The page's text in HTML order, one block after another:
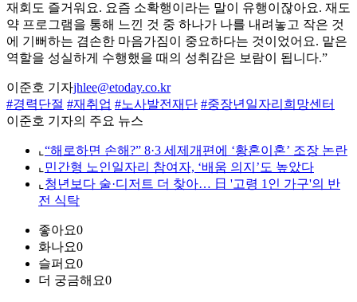
재회도 즐거워요. 요즘 소확행이라는 말이 유행이잖아요. 재도
약 프로그램을 통해 느낀 것 중 하나가 나를 내려놓고 작은 것
에 기뻐하는 겸손한 마음가짐이 중요하다는 것이었어요. 맡은
역할을 성실하게 수행했을 때의 성취감은 보람이 됩니다.”
이준호 기자jhlee@etoday.co.kr
#경력단절 #재취업 #노사발전재단 #중장년일자리희망센터
이준호 기자의 주요 뉴스
⌞ “해로하면 손해?” 8·3 세제개편에 ‘황혼이혼’ 조장 논란
⌞ 민간형 노인일자리 참여자, ‘배움 의지’도 높았다
⌞ 청년보다 술·디저트 더 찾아… 日 '고령 1인 가구'의 반
전 식탁
좋아요0
화나요0
슬퍼요0
더 궁금해요0